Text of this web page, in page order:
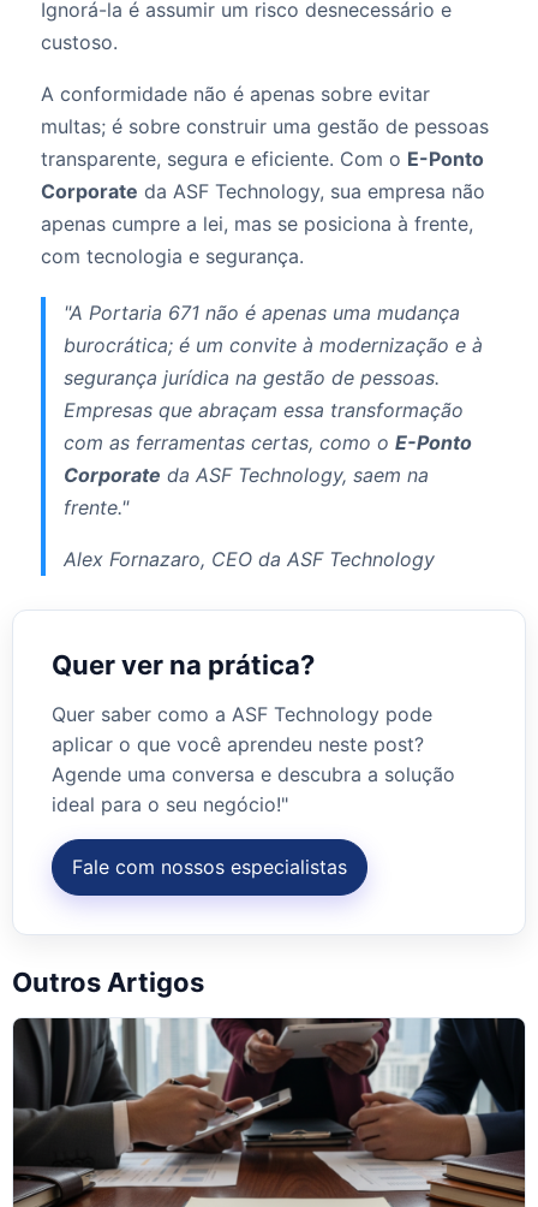
Ignorá-la é assumir um risco desnecessário e
custoso.
A conformidade não é apenas sobre evitar
multas; é sobre construir uma gestão de pessoas
transparente, segura e eficiente. Com o E-Ponto
Corporate da ASF Technology, sua empresa não
apenas cumpre a lei, mas se posiciona à frente,
com tecnologia e segurança.
"A Portaria 671 não é apenas uma mudança
burocrática; é um convite à modernização e à
segurança jurídica na gestão de pessoas.
Empresas que abraçam essa transformação
com as ferramentas certas, como o E-Ponto
Corporate da ASF Technology, saem na
frente."
Alex Fornazaro, CEO da ASF Technology
Quer ver na prática?
Quer saber como a ASF Technology pode
aplicar o que você aprendeu neste post?
Agende uma conversa e descubra a solução
ideal para o seu negócio!"
Fale com nossos especialistas
Outros Artigos